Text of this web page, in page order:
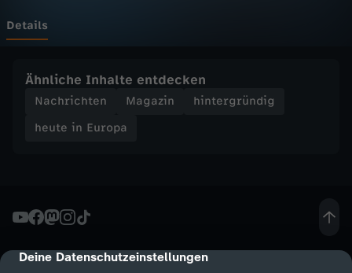
cmp-dialog-description
Deine Datenschutzeinstellungen
a
h
t
e
Details
Ähnliche Inhalte entdecken
Nachrichten Magazin
hintergründig
heute in Europa